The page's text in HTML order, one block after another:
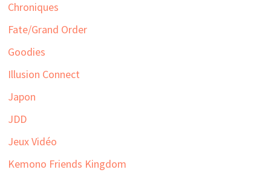
Chroniques
Fate/Grand Order
Goodies
Illusion Connect
Japon
JDD
Jeux Vidéo
Kemono Friends Kingdom